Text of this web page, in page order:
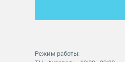
Режим работы: